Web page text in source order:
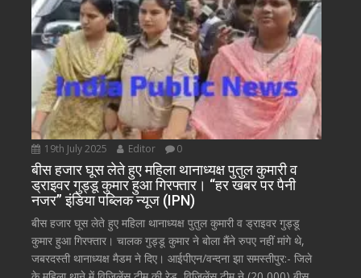
19th July 2025 Editor 0
बीस हजार घूस लेते हुए महिला थानाध्यक्ष पुतुल कुमारी व
ड्राइवर गुड्डू कुमार हुआ गिरफ्तार। “हर खबर पर पैनी
नजर” इंडिया पब्लिक न्यूज (IPN)
बीस हजार घूस लेते हुए महिला थानाध्यक्ष पुतुल कुमारी व ड्राइवर गुड्डू
कुमार हुआ गिरफ्तार। चालक गुड्डू कुमार ने बोला मैंने रुपए नहीं मांगे थे,
जबरदस्ती थानाध्यक्ष मैडम ने दिए। आईपीएन/वन्दना झा समस्तीपुर:- जिले